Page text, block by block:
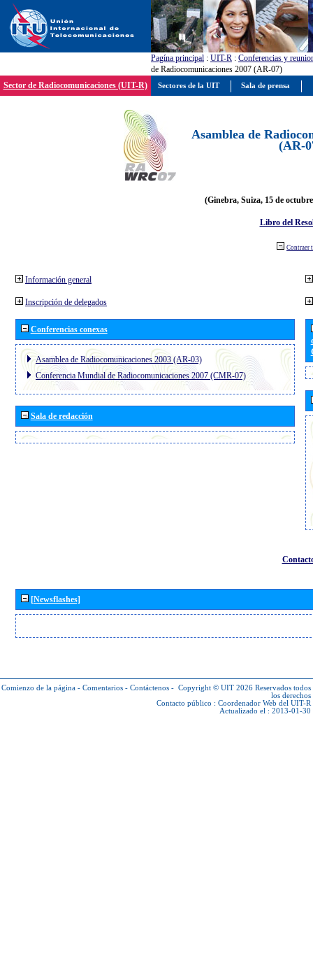
Pagína principal : UIT-R : Conferencias y
de Radiocomunicaciones 2007 (AR-07)
Sector de Radiocomunicaciones (UIT-R)
Asamblea de
(AR-
(Ginebra, Suiza, 15 de
Libro del
Contraer
Información general
Inscripción de delegados
Conferencias conexas
Asamblea de Radiocomunicaciones 2003 (AR-03)
Conferencia Mundial de Radiocomunicaciones 2007 (CMR-07)
Sala de redacción
[Newsflashes]
Comienzo de la página - Comentarios - Contáctenos - Copyright © UIT 2026 Reservados todos
los derechos
Contacto público : Coordenador Web del UIT-R
Actualizado el : 2013-01-30
Sectores de la UIT Sala de prensa